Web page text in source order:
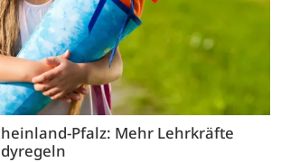
Pfalz: Mehr Lehrkräfte